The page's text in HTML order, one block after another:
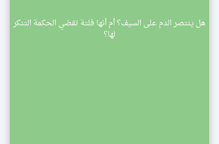
هل ينتصر الدم على السيف؟ أم أنها فلتة تقضي الحكمة التنكر
لها؟